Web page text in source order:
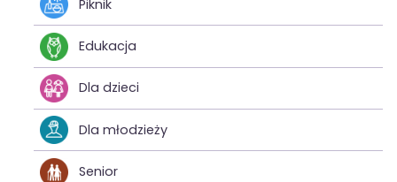
Piknik
Edukacja
Dla dzieci
Dla młodzieży
Senior